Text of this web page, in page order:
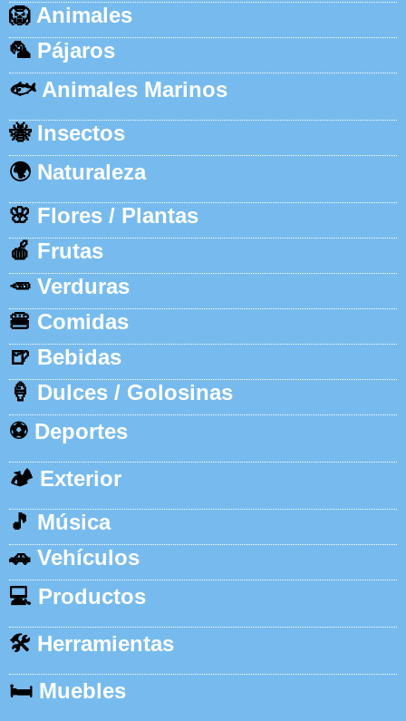
🦁 Animales
🦜 Pájaros
🐟 Animales Marinos
🐝 Insectos
🌍 Naturaleza
🌸 Flores / Plantas
🍎 Frutas
🥕 Verduras
🍔 Comidas
🍺 Bebidas
🍦 Dulces / Golosinas
⚽ Deportes
🏕️ Exterior
🎵 Música
🚗 Vehículos
💻 Productos
🛠️ Herramientas
🛏️ Muebles